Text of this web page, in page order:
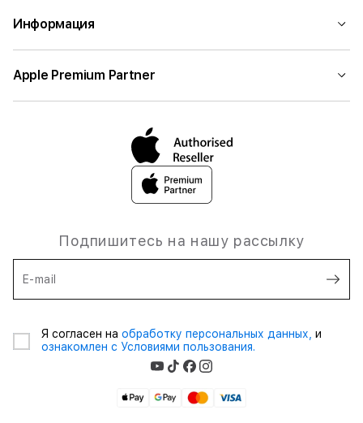
Информация
Apple Premium Partner
Подпишитесь на нашу рассылку
E-mail
Я согласен на обработку персональных данных, и
ознакомлен с Условиями пользования.